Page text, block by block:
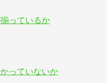
っているか
っていないか